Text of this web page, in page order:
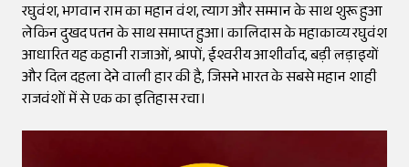
रघुवंश, भगवान राम का महान वंश, त्याग और सम्मान के साथ शुरू हुआ
लेकिन दुखद पतन के साथ समाप्त हुआ। कालिदास के महाकाव्य रघुवंश
आधारित यह कहानी राजाओं, श्रापों, ईश्वरीय आशीर्वाद, बड़ी लड़ाइयों
और दिल दहला देने वाली हार की है, जिसने भारत के सबसे महान शाही
राजवंशों में से एक का इतिहास रचा।